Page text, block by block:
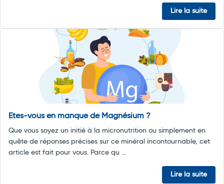
Lire la suite
Etes-vous en manque de Magnésium ?
Que vous soyez un initié à la micronutrition ou simplement en
quête de réponses précises sur ce minéral incontournable, cet
article est fait pour vous. Parce qu ...
Lire la suite